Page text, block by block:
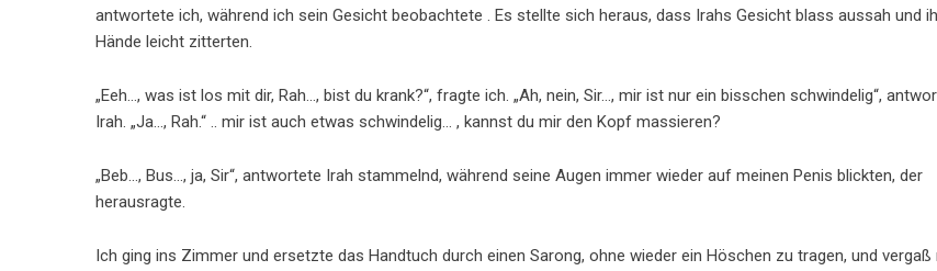
antwortete ich, während ich sein Gesicht beobachtete . Es stellte sich heraus, dass Irahs Gesicht blass aussah und
Hände leicht zitterten.
„Eeh…, was ist los mit dir, Rah…, bist du krank?“, fragte ich. „Ah, nein, Sir…, mir ist nur ein bisschen schwindelig“,
Irah. „Ja…, Rah.“ .. mir ist auch etwas schwindelig… , kannst du mir den Kopf massieren?
„Beb…, Bus…, ja, Sir“, antwortete Irah stammelnd, während seine Augen immer wieder auf meinen Penis blickten, der
herausragte.
Ich ging ins Zimmer und ersetzte das Handtuch durch einen Sarong, ohne wieder ein Höschen zu tragen, und vergaß